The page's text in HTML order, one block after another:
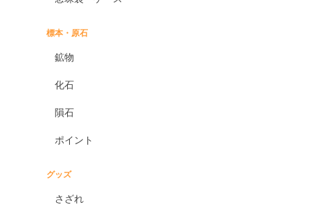
標本・原石
鉱物
化石
隕石
ポイント
グッズ
さざれ